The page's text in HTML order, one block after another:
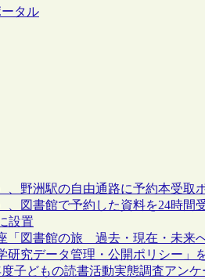
タル
、野洲駅の自由通路に予約本受取
、図書館で予約した資料を24時
設置
「図書館の旅 過去・現在・未来
研究データ管理・公開ポリシー」
子どもの読書活動実態調査アン